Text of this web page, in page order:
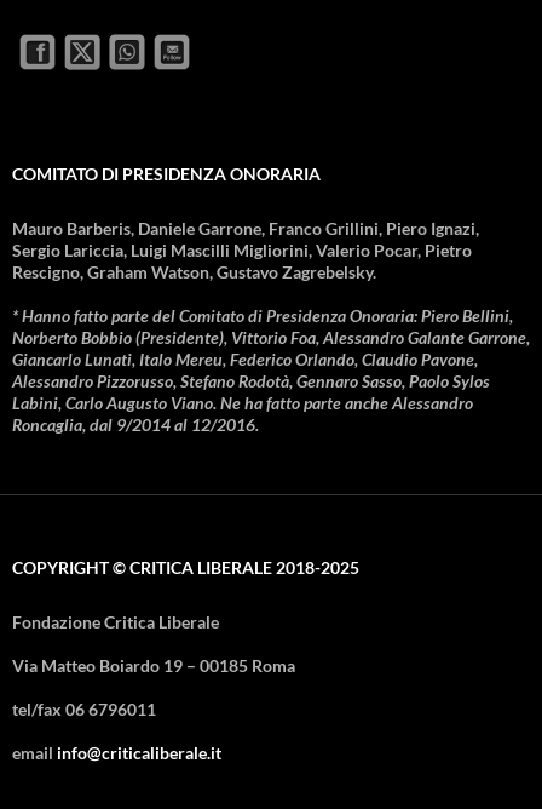
COMITATO DI PRESIDENZA ONORARIA
Mauro Barberis, Daniele Garrone, Franco Grillini, Piero Ignazi,
Sergio Lariccia, Luigi Mascilli Migliorini, Valerio Pocar, Pietro
Rescigno, Graham Watson, Gustavo Zagrebelsky.
* Hanno fatto parte del Comitato di Presidenza Onoraria: Piero Bellini,
Norberto Bobbio (Presidente), Vittorio Foa, Alessandro Galante Garrone,
Giancarlo Lunati, Italo Mereu, Federico Orlando, Claudio Pavone,
Alessandro Pizzorusso, Stefano Rodotà, Gennaro Sasso, Paolo Sylos
Labini, Carlo Augusto Viano. Ne ha fatto parte anche Alessandro
Roncaglia, dal 9/2014 al 12/2016.
COPYRIGHT © CRITICA LIBERALE 2018-2025
Fondazione Critica Liberale
Via Matteo Boiardo 19 – 00185 Roma
tel/fax 06 6796011
email info@criticaliberale.it